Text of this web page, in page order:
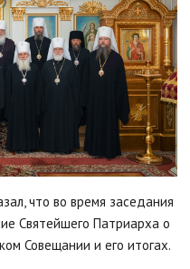
что во время заседания
Святейшего Патриарха о
Совещании и его итогах.